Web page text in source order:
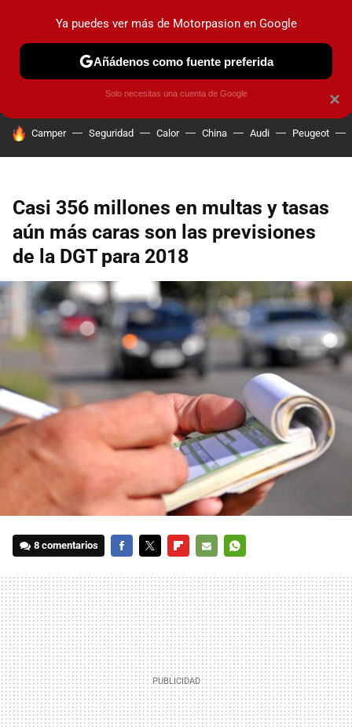
PRUEBAS COCHES ELÉCTRICOS OBSERVATORIO
HOY SE HABLA DE
Camper Seguridad Calor China Audi Peugeot
Casi 356 millones en multas y tasas
aún más caras son las previsiones
de la DGT para 2018
8 comentarios
MAIL
×
Ya puedes ver más de Motorpasion en Google
Añádenos como fuente preferida
Solo necesitas una cuenta de Google